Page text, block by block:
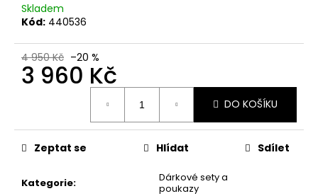
Skladem
Kód: 440536
4 950 Kč –20 %
3 960 Kč
DO KOŠÍKU
Kategorie:
Dárkové sety a
poukazy
Zeptat se Hlídat Sdílet
u
č
u